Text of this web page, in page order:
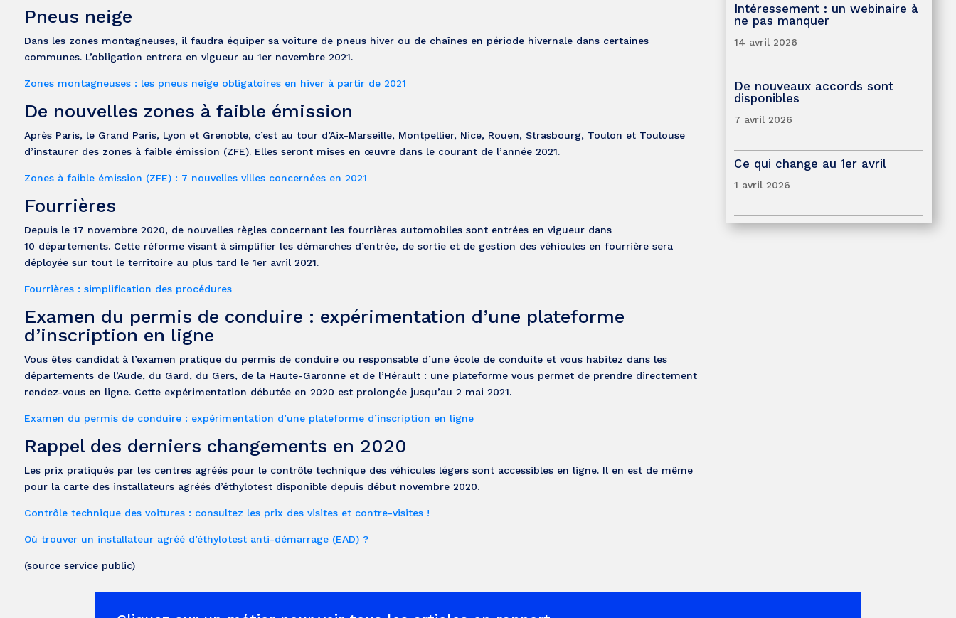
Pneus neige
Dans les zones montagneuses, il faudra équiper sa voiture de pneus hiver ou de chaînes en période hivernale dans certaines
communes. L’obligation entrera en vigueur au 1er novembre 2021.
Zones montagneuses : les pneus neige obligatoires en hiver à partir de 2021
De nouvelles zones à faible émission
Après Paris, le Grand Paris, Lyon et Grenoble, c’est au tour d’Aix-Marseille, Montpellier, Nice, Rouen, Strasbourg, Toulon et Toulouse
d’instaurer des zones à faible émission (ZFE). Elles seront mises en œuvre dans le courant de l’année 2021.
Zones à faible émission (ZFE) : 7 nouvelles villes concernées en 2021
Fourrières
Depuis le 17 novembre 2020, de nouvelles règles concernant les fourrières automobiles sont entrées en vigueur dans
10 départements. Cette réforme visant à simplifier les démarches d’entrée, de sortie et de gestion des véhicules en fourrière sera
déployée sur tout le territoire au plus tard le 1er avril 2021.
Fourrières : simplification des procédures
Examen du permis de conduire : expérimentation d’une plateforme
d’inscription en ligne
Vous êtes candidat à l’examen pratique du permis de conduire ou responsable d’une école de conduite et vous habitez dans les
départements de l’Aude, du Gard, du Gers, de la Haute-Garonne et de l’Hérault : une plateforme vous permet de prendre directement
rendez-vous en ligne. Cette expérimentation débutée en 2020 est prolongée jusqu’au 2 mai 2021.
Examen du permis de conduire : expérimentation d’une plateforme d’inscription en ligne
Rappel des derniers changements en 2020
Les prix pratiqués par les centres agréés pour le contrôle technique des véhicules légers sont accessibles en ligne. Il en est de même
pour la carte des installateurs agréés d’éthylotest disponible depuis début novembre 2020.
Contrôle technique des voitures : consultez les prix des visites et contre-visites !
Où trouver un installateur agréé d’éthylotest anti-démarrage (EAD) ?
(source service public)
Intéressement : un webinaire à
ne pas manquer
14 avril 2026
De nouveaux accords sont
disponibles
7 avril 2026
Ce qui change au 1er avril
1 avril 2026